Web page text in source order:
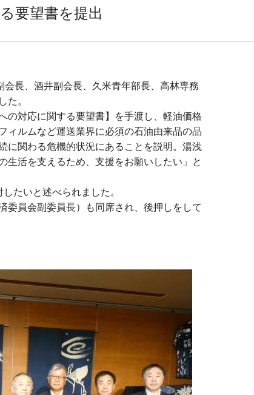
要望書を提出
長、酒井副会長、久米青年部長、高林専務
た。
対応に関する要望書】を手渡し、軽油価格
ィルムなど運送業界に必須の石油由来品の品
に関わる危機的状況にあることを説明。湯浅
生活を支えるため、支援をお願いしたい」と
たいと述べられました。
員会副委員長）も同席され、後押しをして